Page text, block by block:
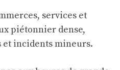
services et
piétonnier dense,
incidents mineurs.